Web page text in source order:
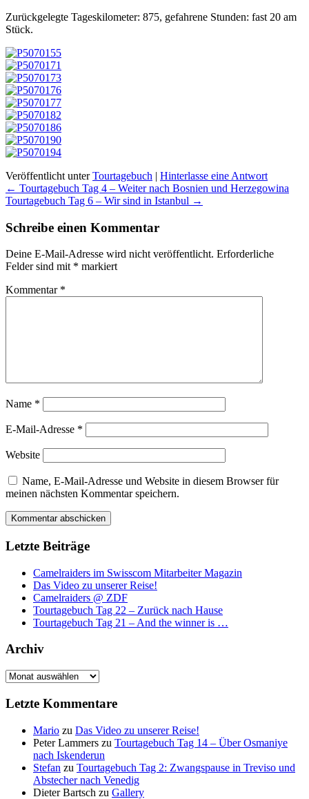
Zurückgelegte Tageskilometer: 875, gefahrene Stunden: fast 20 am
Stück.
Veröffentlicht unterTourtagebuch | Hinterlasse eine Antwort
Beitragsnavigation
← Tourtagebuch Tag 4 – Weiter nach Bosnien und Herzegowina
Tourtagebuch Tag 6 – Wir sind in Istanbul →
Schreibe einen Kommentar
Deine E-Mail-Adresse wird nicht veröffentlicht. Erforderliche
Felder sind mit * markiert
Kommentar *
Name *
E-Mail-Adresse *
Website
Name, E-Mail-Adresse und Website in diesem Browser für
meinen nächsten Kommentar speichern.
Letzte Beiträge
Camelraiders im Swisscom Mitarbeiter Magazin
Das Video zu unserer Reise!
Camelraiders @ ZDF
Tourtagebuch Tag 22 – Zurück nach Hause
Tourtagebuch Tag 21 – And the winner is …
Archiv
Archiv
Letzte Kommentare
Mario zu Das Video zu unserer Reise!
Peter Lammers zu Tourtagebuch Tag 14 – Über Osmaniye
nach Iskenderun
Stefan zu Tourtagebuch Tag 2: Zwangspause in Treviso und
Abstecher nach Venedig
Dieter Bartsch zu Gallery